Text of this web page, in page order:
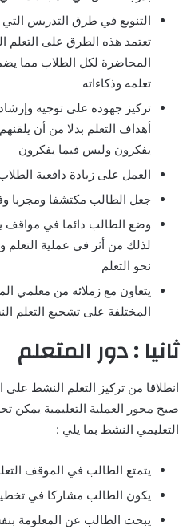
التنويع في طرق التدريس
تعتمد هذه الطرق على التعلم
المحاضرة لكل الطلاب مما
تعلمه وذكاءاته
تركيز جهوده على توجيه
أهداف التعلم بدلا من أن
يفكرون وليس فيما يفكرون
العمل على زيادة دافعية
جعل الطالب مكتشفا ومجربا
وضع الطالب دائما في مواقف
لذلك من أثر في عملية التعلم
نحو التعلم
يتعاون مع زملائه من معلمي
المختلفة على تشجيع التعلم
ثانيا : دور المتعلم
انطلاقا من تركيز التعلم النشط على
صبح محور العملية التعليمية يمكن
التعليمي النشط بما يلي :
يتمتع الطالب في الموقف
يكون الطالب مشاركا في
يبحث الطالب عن المعلومة